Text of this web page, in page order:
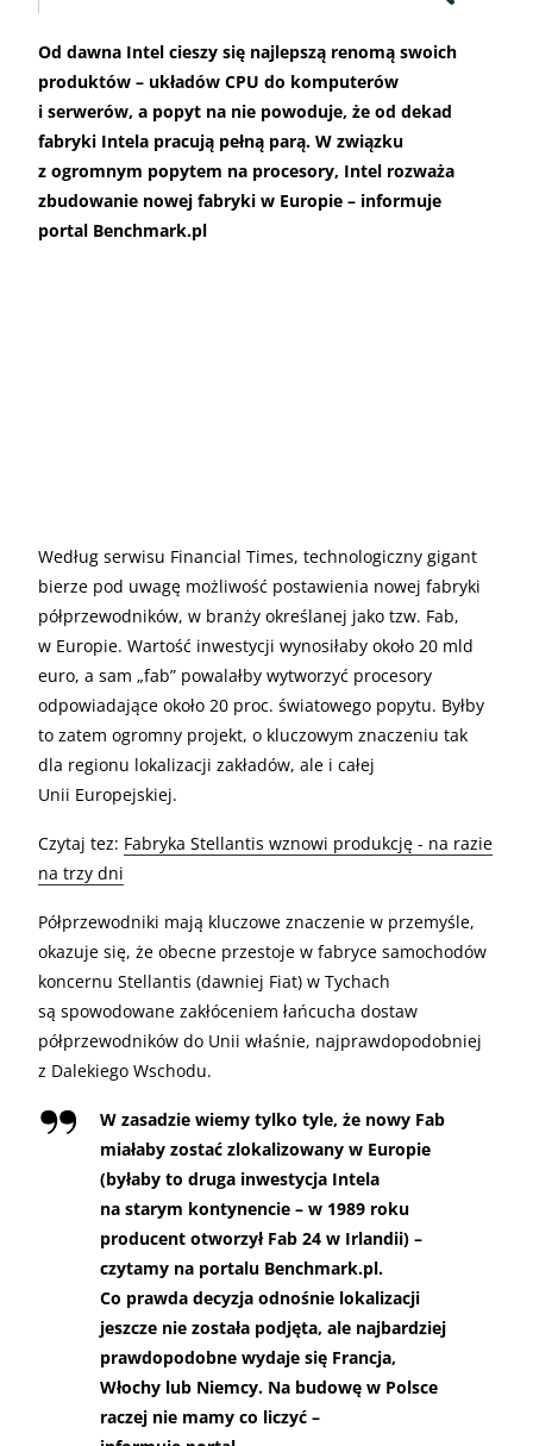
Od dawna Intel cieszy się najlepszą renomą swoich
produktów – układów CPU do komputerów
i serwerów, a popyt na nie powoduje, że od dekad
fabryki Intela pracują pełną parą. W związku
z ogromnym popytem na procesory, Intel rozważa
zbudowanie nowej fabryki w Europie – informuje
portal Benchmark.pl
Według serwisu Financial Times, technologiczny gigant
bierze pod uwagę możliwość postawienia nowej fabryki
półprzewodników, w branży określanej jako tzw. Fab,
w Europie. Wartość inwestycji wynosiłaby około 20 mld
euro, a sam „fab” powalałby wytworzyć procesory
odpowiadające około 20 proc. światowego popytu. Byłby
to zatem ogromny projekt, o kluczowym znaczeniu tak
dla regionu lokalizacji zakładów, ale i całej
Unii Europejskiej.
Czytaj tez: Fabryka Stellantis wznowi produkcję - na razie
na trzy dni
Półprzewodniki mają kluczowe znaczenie w przemyśle,
okazuje się, że obecne przestoje w fabryce samochodów
koncernu Stellantis (dawniej Fiat) w Tychach
są spowodowane zakłóceniem łańcucha dostaw
półprzewodników do Unii właśnie, najprawdopodobniej
z Dalekiego Wschodu.
W zasadzie wiemy tylko tyle, że nowy Fab
miałaby zostać zlokalizowany w Europie
(byłaby to druga inwestycja Intela
na starym kontynencie – w 1989 roku
producent otworzył Fab 24 w Irlandii) –
czytamy na portalu Benchmark.pl.
Co prawda decyzja odnośnie lokalizacji
jeszcze nie została podjęta, ale najbardziej
prawdopodobne wydaje się Francja,
Włochy lub Niemcy. Na budowę w Polsce
raczej nie mamy co liczyć –